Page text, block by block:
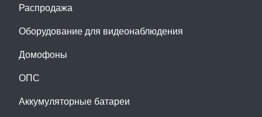
Распродажа
Оборудование для видеонаблюдения
Домофоны
ОПС
Аккумуляторные батареи